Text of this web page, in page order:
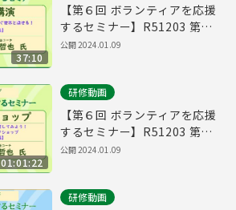
37:10
【第６回 ボランティアを応援
するセミナー】R51203 第１
部 基調講演
公開2024.01.09
01:01:22
研修動画
【第６回 ボランティアを応援
するセミナー】R51203 第２
部 ワークショップ
公開2024.01.09
研修動画